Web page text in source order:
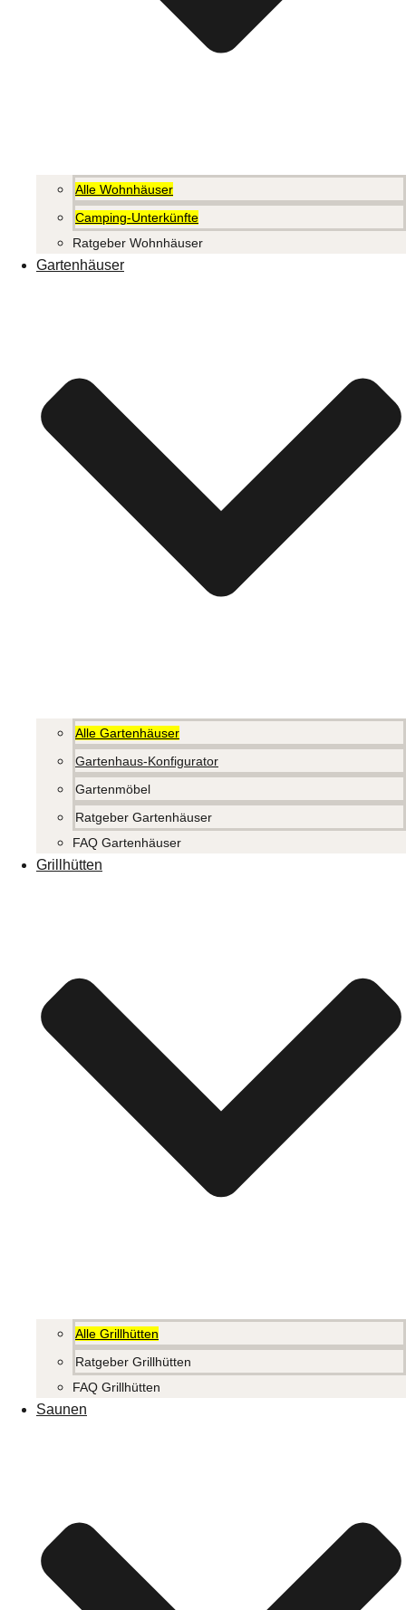
Alle Wohnhäuser
Camping-Unterkünfte
Ratgeber Wohnhäuser
Gartenhäuser
Alle Gartenhäuser
Gartenhaus-Konfigurator
Gartenmöbel
Ratgeber Gartenhäuser
FAQ Gartenhäuser
Grillhütten
Alle Grillhütten
Ratgeber Grillhütten
FAQ Grillhütten
Saunen